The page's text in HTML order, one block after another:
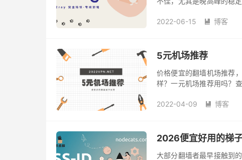
每月 ...
2022-06-15  博客
5元机场推荐
价格便宜的翻墙机场推荐
样？一元机场推荐用吗？
2022-04-09  博客
2026便宜好用的梯
大部分翻墙者最早接触到